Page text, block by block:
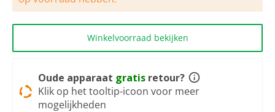
Winkelvoorraad bekijken
Oude apparaat gratis retour?
Klik op het tooltip-icoon voor meer
mogelijkheden